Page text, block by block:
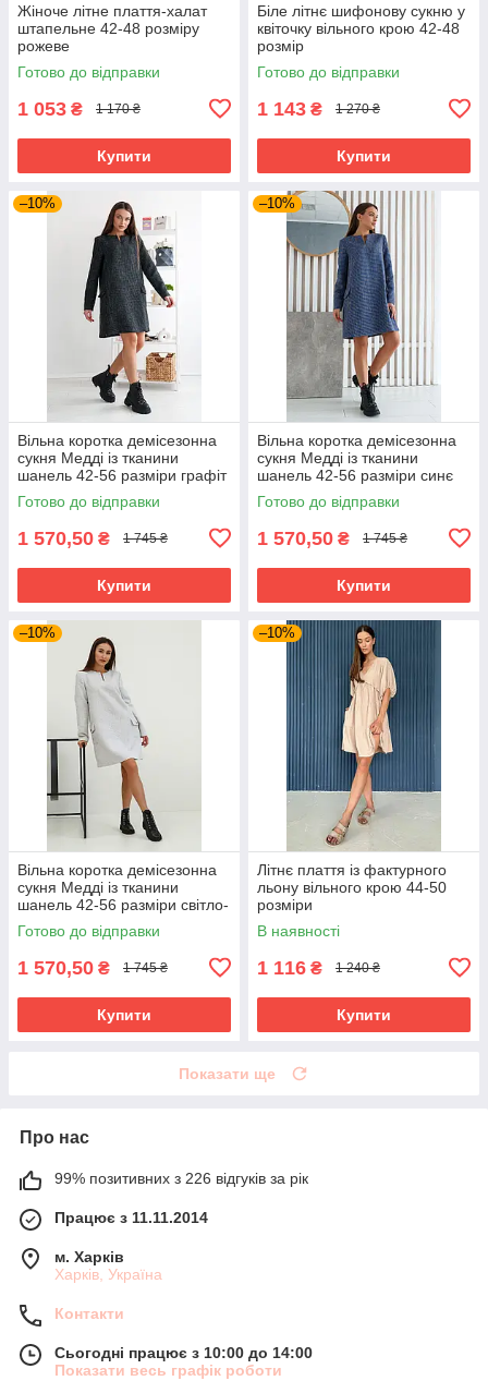
Жіноче літне плаття-халат
штапельне 42-48 розміру
рожеве
Готово до відправки
1 053 ₴ 1 170 ₴
Купити
Біле літнє шифонову сукню у
квіточку вільного крою 42-48
розмір
Готово до відправки
1 143 ₴ 1 270 ₴
Купити
–10%
Вільна коротка демісезонна
сукня Медді із тканини
шанель 42-56 разміри графіт
Готово до відправки
1 570,50 ₴ 1 745 ₴
Купити
–10%
Вільна коротка демісезонна
сукня Медді із тканини
шанель 42-56 разміри синє
Готово до відправки
1 570,50 ₴ 1 745 ₴
Купити
–10%
Вільна коротка демісезонна
сукня Медді із тканини
шанель 42-56 разміри світло-
сіра
Готово до відправки
1 570,50 ₴ 1 745 ₴
Купити
–10%
Літнє плаття із фактурного
льону вільного крою 44-50
розміри
В наявності
1 116 ₴ 1 240 ₴
Купити
Показати ще
Про нас
99% позитивних з 226 відгуків за рік
Працює з 11.11.2014
м. Харків
Харків, Україна
Контакти
Сьогодні працює з 10:00 до 14:00
Показати весь графік роботи